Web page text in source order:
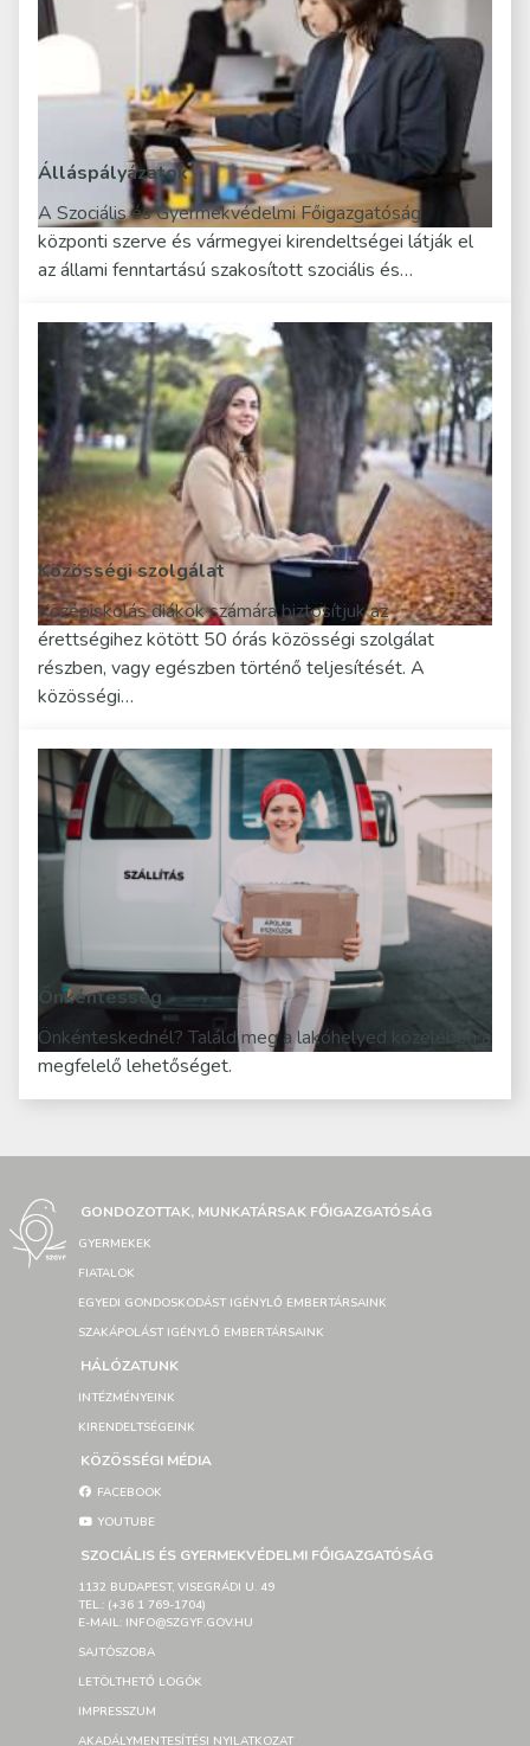
Álláspályázatok
A Szociális és Gyermekvédelmi Főigazgatóság
központi szerve és vármegyei kirendeltségei látják el
az állami fenntartású szakosított szociális és…
Közösségi szolgálat
Középiskolás diákok számára biztosítjuk az
érettségihez kötött 50 órás közösségi szolgálat
részben, vagy egészben történő teljesítését. A
közösségi…
Önkéntesség
Önkénteskednél? Találd meg a lakóhelyed közelében a
megfelelő lehetőséget.
GONDOZOTTAK, MUNKATÁRSAK FŐIGAZGATÓSÁG
GYERMEKEK
FIATALOK
EGYEDI GONDOSKODÁST IGÉNYLŐ EMBERTÁRSAINK
SZAKÁPOLÁST IGÉNYLŐ EMBERTÁRSAINK
HÁLÓZATUNK
INTÉZMÉNYEINK
KIRENDELTSÉGEINK
KÖZÖSSÉGI MÉDIA
FACEBOOK
YOUTUBE
SZOCIÁLIS ÉS GYERMEKVÉDELMI FŐIGAZGATÓSÁG
1132 BUDAPEST, VISEGRÁDI U. 49
TEL.: (+36 1 769-1704)
E-MAIL: INFO@SZGYF.GOV.HU
SAJTÓSZOBA
LETÖLTHETŐ LOGÓK
IMPRESSZUM
AKADÁLYMENTESÍTÉSI NYILATKOZAT